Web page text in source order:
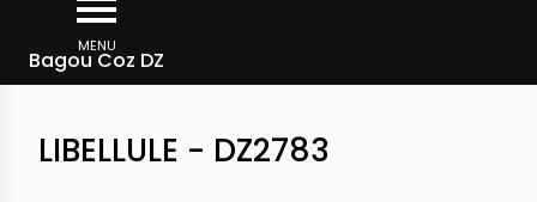
main
MENU
Bagou Coz DZ
Breadcrumb
LIBELLULE - DZ2783